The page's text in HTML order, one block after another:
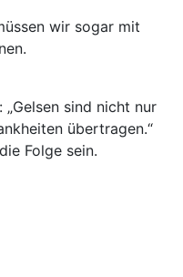
wir sogar mit
sind nicht nur
übertragen.“
Folge sein.